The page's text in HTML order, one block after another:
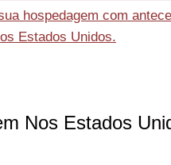
hospedagem com
Estados Unidos.
Nos Estados